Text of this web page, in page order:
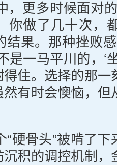
，更多时候面对
你做了几十次，
结果。那种挫败
是一马平川的，‘
住。选择的那一
有时会懊恼，但
“硬骨头”被啃了
积的调控机制，